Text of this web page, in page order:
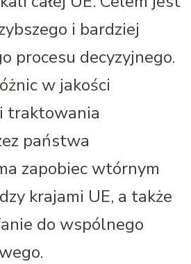
i bardziej
procesu decyzyjnego.
w jakości
traktowania
państwa
zapobiec wtórnym
krajami UE, a także
do wspólnego